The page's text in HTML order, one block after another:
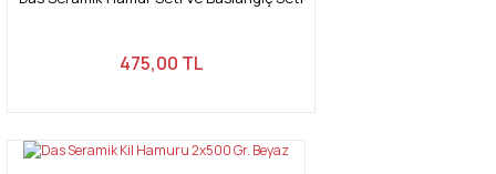
475,00 TL